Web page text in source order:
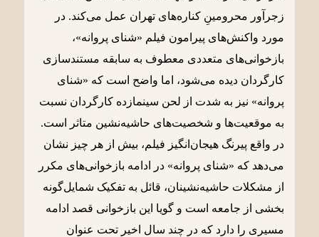
زجرآور محرومینِ کناره‌های تهران عمل می‌کند. در
مورد واکنش‌های پیرامون فیلم «شنای پروانه»،
بازخوانی‌های متعددی معطوف به سابقه مستندسازی
کارگردان دیده می‌شود، اما واضح است که «شنای
پروانه» نیز به شدت از لحن سینمازده کارگردان نسبت
به موقعیت‌ها و شخصیت‌های حاشیه‌نشین متاثر است.
در واقع پیرنگ هیجان‌انگیز فیلم، بیش از هر چیز نشان
می‌دهد که «شنای پروانه» در ادامه بازخوانی‌های مکرر
از مشکلات حاشیه‌نشینان، قائل به تفکیک شمایل‌گونه
بخشی از جامعه است و گویا این بازخوانی قصد ادامه
مسیری را دارد که در چند سال اخیر تحت عنوان